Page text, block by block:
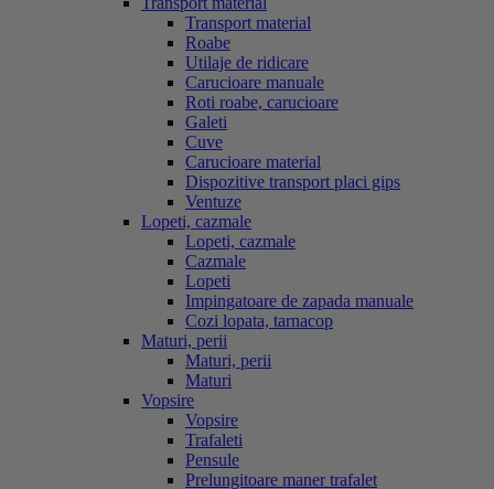
Transport material
Roabe
Utilaje de ridicare
Carucioare manuale
Roti roabe, carucioare
Galeti
Cuve
Carucioare material
Dispozitive transport placi gips
Ventuze
Lopeti, cazmale
Lopeti, cazmale
Cazmale
Lopeti
Impingatoare de zapada manuale
Cozi lopata, tarnacop
Maturi, perii
Maturi, perii
Maturi
Vopsire
Vopsire
Trafaleti
Pensule
Prelungitoare maner trafalet